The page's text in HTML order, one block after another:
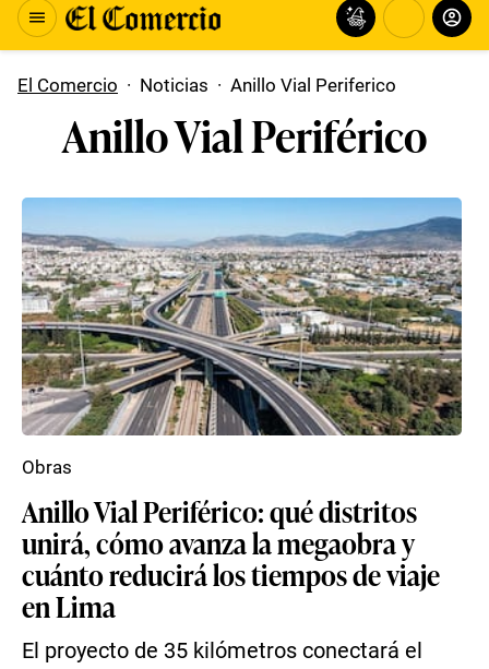
El Comercio · Noticias · Anillo Vial Periferico
Anillo Vial Periférico
Anillo Vial Periférico: qué distritos
unirá, cómo avanza la megaobra y
cuánto reducirá los tiempos de viaje
en Lima
El proyecto de 35 kilómetros conectará el
Obras